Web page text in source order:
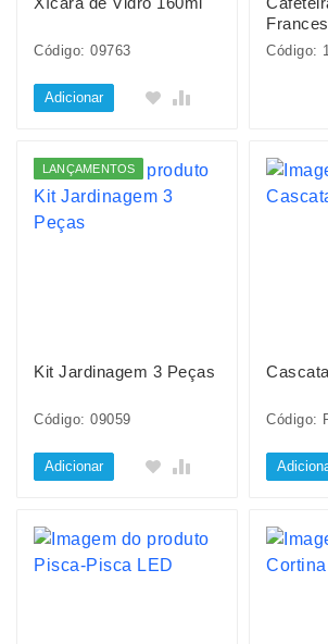
Código: 09763
Adicionar
Código:
LANÇAMENTOS
Kit Jardinagem 3 Peças
Código: 09059
Adicionar
Código: